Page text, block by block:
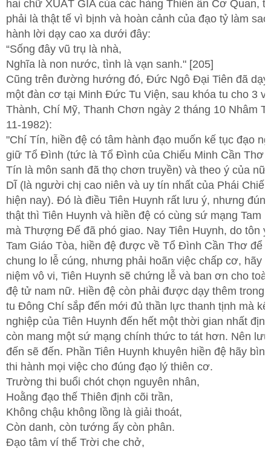
hai chữ XUẤT GIA của các hàng Thiên ân Cơ Quan,
phải là thật tế vì bịnh và hoàn cảnh của đạo tỷ làm
hành lời dạy cao xa dưới đây:
“Sống đây vũ trụ là nhà,
Nghĩa là non nước, tình là vạn sanh." [205]
Cũng trên đường hướng đó, Đức Ngô Đại Tiên đã
một đàn cơ tại Minh Đức Tu Viện, sau khóa tu cho 3
Thành, Chí Mỹ, Thanh Chơn ngày 2 tháng 10 Nhâm
11-1982):
"Chí Tín, hiền đệ có tâm hành đạo muốn kế tục đạo
giữ Tổ Đình (tức là Tổ Đình của Chiếu Minh Cần Thơ
Tín là môn sanh đã thọ chơn truyền) và theo ý của nữ
DĨ (là người chị cao niên và uy tín nhất của Phái
hiện nay). Đó là điều Tiên Huynh rất lưu ý, nhưng
thật thì Tiên Huynh và hiền đệ có cùng sứ mạng Tam
mà Thượng Đế đã phó giao. Nay Tiên Huynh, do tôn
Tam Giáo Tòa, hiền đệ được về Tổ Đình Cần Thơ để
chung lo lễ cúng, nhưng phải hoãn việc chấp cơ, hãy
niệm vô vi, Tiên Huynh sẽ chứng lễ và ban ơn cho
đệ tử nam nữ. Hiền đệ còn phải được dạy thêm trong
tu Đông Chí sắp đến mới đủ thần lực thanh tịnh mà kế
nghiệp của Tiên Huynh đến hết một thời gian nhất
còn mang một sứ mạng chính thức to tát hơn. Nên
đến sẽ đến. Phần Tiên Huynh khuyên hiền đệ hãy
thi hành mọi việc cho đúng đạo lý thiên cơ.
Trường thi buổi chót chọn nguyên nhân,
Hoằng đạo thế Thiên định cõi trần,
Không chậu không lồng là giải thoát,
Còn danh, còn tướng ấy còn phân.
Đạo tâm ví thể Trời che chở,